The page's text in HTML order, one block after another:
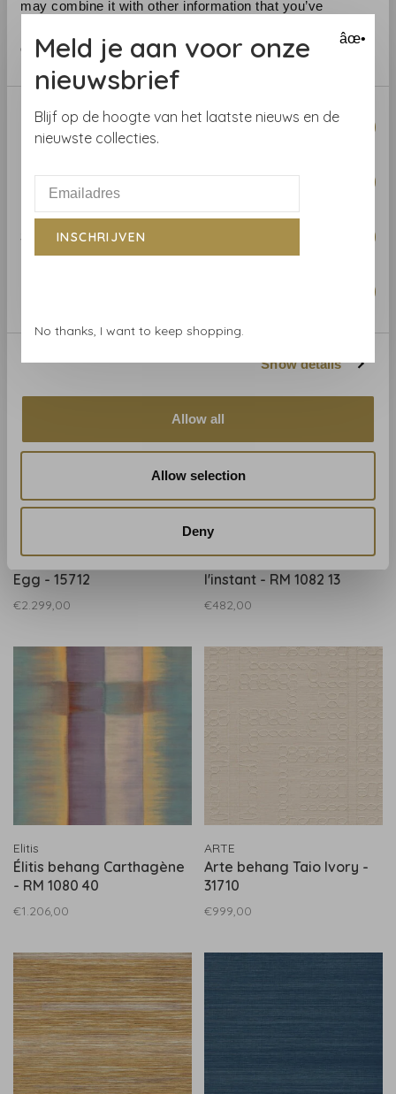
may combine it with other information that you’ve
of their services.
Consent
Selection
Necessary
Statistics
Show details
Allow all
Allow selection
Deny
ARTE
Arte behang Alata Straw -
Arte behang Alata Cocoa
Arte behang Alata Duck
Egg - 15712
€2.299,00
Elitis
Élitis behang Poésies de
l'instant - RM 1082 13
€482,00
Elitis
Élitis behang Carthagène
- RM 1080 40
€1.206,00
ARTE
Arte behang Taio Ivory -
31710
€999,00
âœ•
Meld je aan voor onze
nieuwsbrief
Blijf op de hoogte van het laatste nieuws en de
nieuwste collecties.
INSCHRIJVEN
No thanks, I want to keep shopping.